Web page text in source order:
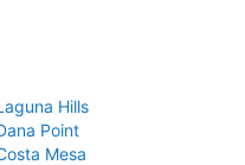
Hills
Point
Mesa